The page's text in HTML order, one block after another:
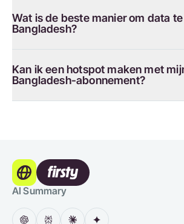
Wat is de beste manier om data
Bangladesh?
Kan ik een hotspot maken met
Bangladesh-abonnement?
AI Summary